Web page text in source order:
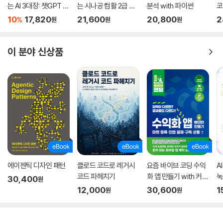
는 AI 3대장: 챗GPT ·
제미나이 · 클로드
10% 17,820원
는 시나공 컴활 2급 필
기+실기
21,600원
분석 with 파이썬
20,800원
이 분야 신상품
에이젠틱 디자인 패턴
30,400원
클로드 코드로 레거시
코드 파헤치기
12,000원
요즘 바이브 코딩 수익
화 앱 만들기 with 커서
AI 마켓 등록·인앱 결제·
30,600원